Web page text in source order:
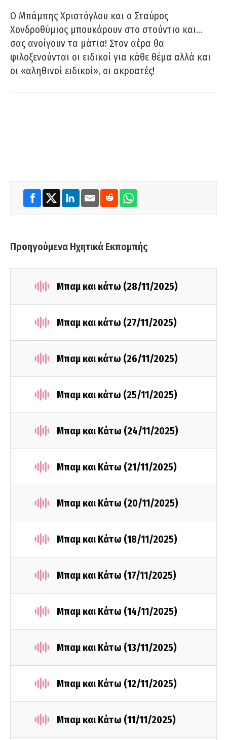
O Μπάμπης Χριστόγλου και ο Σταύρος
Χονδροθύμιος μπουκάρουν στο στούντιο και…
σας ανοίγουν τα μάτια! Στον αέρα θα
φιλοξενούνται οι ειδικοί για κάθε θέμα αλλά και
οι «αληθινοί ειδικοί», οι ακροατές!
Προηγούμενα Ηχητικά Εκπομπής
Μπαμ και κάτω (28/11/2025)
Μπαμ και κάτω (27/11/2025)
Μπαμ και κάτω (26/11/2025)
Μπαμ και κάτω (25/11/2025)
Μπαμ και Κάτω (24/11/2025)
Μπαμ και Κάτω (21/11/2025)
Μπαμ και Κάτω (20/11/2025)
Μπαμ και Κάτω (18/11/2025)
Μπαμ και Κάτω (17/11/2025)
Μπαμ και Κάτω (14/11/2025)
Μπαμ και Κάτω (13/11/2025)
Μπαμ και Κάτω (12/11/2025)
Μπαμ και Κάτω (11/11/2025)